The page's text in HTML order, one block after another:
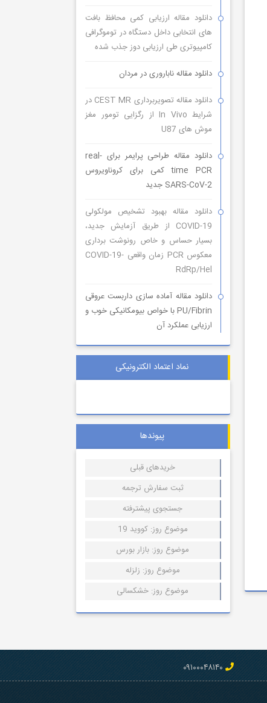
دانلود مقاله ارزیابی کمی محافظ بافت
های انتخابی داخل دستگاه در توموگرافی
کامپیوتری طی ارزیابی دوز جذب شده
دانلود مقاله ناباروری در مردان
دانلود مقاله تصویربرداری CEST MR در
شرایط In Vivo از رگزایی تومور مغز
موش های U87
دانلود مقاله طراحی پرایمر برای real-
time PCR کمی برای کروناویروس
SARS-CoV-2 جدید
دانلود مقاله بهبود تشخیص مولکولی
COVID-19 از طریق آزمایش جدید،
بسیار حساس و خاص رونوشت برداری
معکوس PCR زمان واقعی COVID-19-
RdRp/Hel
دانلود مقاله آماده سازی داربست عروقی
PU/Fibrin با خواص بیومکانیکی خوب و
ارزیابی عملکرد آن
نماد اعتماد الکترونیکی
پیوندها
خریدهای قبلی
ثبت سفارش ترجمه
جستجوی پیشترفته
موضوع روز: کووید 19
موضوع روز: بازار بورس
موضوع روز: زلزله
موضوع روز: خشکسالی